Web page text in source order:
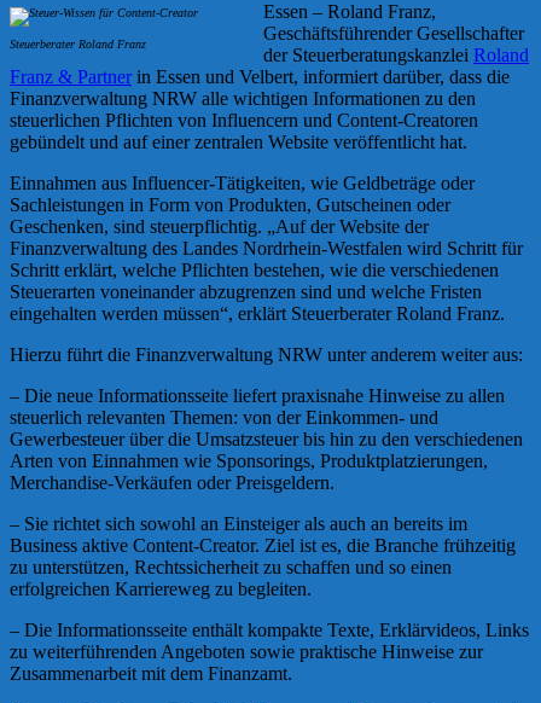
Steuerberater Roland Franz
Essen – Roland Franz,
Geschäftsführender Gesellschafter
der Steuerberatungskanzlei Roland
Franz & Partner in Essen und Velbert, informiert darüber, dass die
Finanzverwaltung NRW alle wichtigen Informationen zu den
steuerlichen Pflichten von Influencern und Content-Creatoren
gebündelt und auf einer zentralen Website veröffentlicht hat.
Einnahmen aus Influencer-Tätigkeiten, wie Geldbeträge oder
Sachleistungen in Form von Produkten, Gutscheinen oder
Geschenken, sind steuerpflichtig. „Auf der Website der
Finanzverwaltung des Landes Nordrhein-Westfalen wird Schritt für
Schritt erklärt, welche Pflichten bestehen, wie die verschiedenen
Steuerarten voneinander abzugrenzen sind und welche Fristen
eingehalten werden müssen“, erklärt Steuerberater Roland Franz.
Hierzu führt die Finanzverwaltung NRW unter anderem weiter aus:
– Die neue Informationsseite liefert praxisnahe Hinweise zu allen
steuerlich relevanten Themen: von der Einkommen- und
Gewerbesteuer über die Umsatzsteuer bis hin zu den verschiedenen
Arten von Einnahmen wie Sponsorings, Produktplatzierungen,
Merchandise-Verkäufen oder Preisgeldern.
– Sie richtet sich sowohl an Einsteiger als auch an bereits im
Business aktive Content-Creator. Ziel ist es, die Branche frühzeitig
zu unterstützen, Rechtssicherheit zu schaffen und so einen
erfolgreichen Karriereweg zu begleiten.
– Die Informationsseite enthält kompakte Texte, Erklärvideos, Links
zu weiterführenden Angeboten sowie praktische Hinweise zur
Zusammenarbeit mit dem Finanzamt.